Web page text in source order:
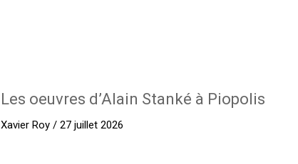
Les oeuvres d’Alain Stanké à Piopolis
Xavier Roy / 27 juillet 2026